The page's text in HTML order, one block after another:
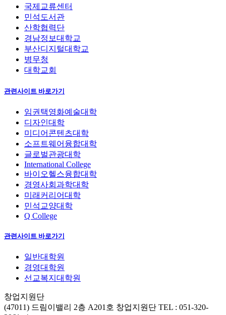
국제교류센터
민석도서관
산학협력단
경남정보대학교
부산디지털대학교
병무청
대학교회
관련사이트 바로가기
임권택영화예술대학
디자인대학
미디어콘텐츠대학
소프트웨어융합대학
글로벌관광대학
International College
바이오헬스융합대학
경영사회과학대학
미래커리어대학
민석교양대학
Q College
관련사이트 바로가기
일반대학원
경영대학원
선교복지대학원
창업지원단
(47011) 드림이밸리 2층 A201호 창업지원단 TEL : 051-320-